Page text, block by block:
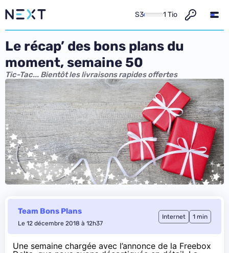
S3 1 Tio
Le récap’ des bons plans du
moment, semaine 50
Tic-Tac... Bientôt les livraisons rapides offertes
Team Bons Plans
Le 12 décembre 2018 à 12h37
Internet 1 min
Une semaine chargée avec l’annonce de la Freebox